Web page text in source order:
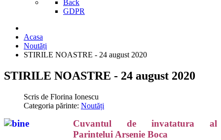
Back
GDPR
Acasa
Noutăți
STIRILE NOASTRE - 24 august 2020
STIRILE NOASTRE - 24 august 2020
Scris de Florina Ionescu
Categoria părinte: Noutăți
Cuvantul de invatatura al
Parintelui Arsenie Boca